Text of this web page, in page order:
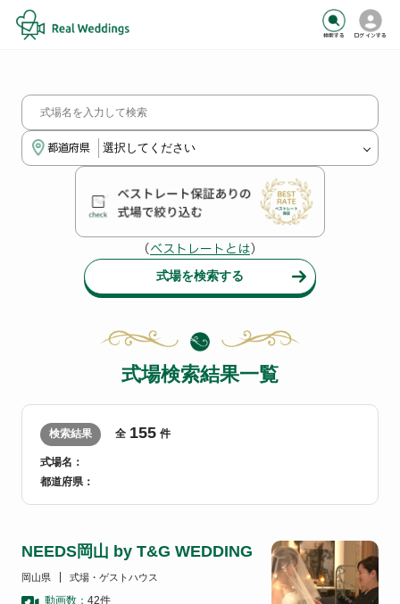
検索する ログインする
都道府県
（ベストレートとは）
式場を検索する
式場検索結果一覧
検索結果 全 155 件
式場名：
都道府県：
NEEDS岡山 by T&G WEDDING
岡山県 式場・ゲストハウス
動画数： 42件